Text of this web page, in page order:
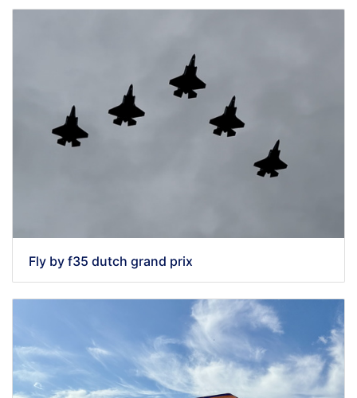
Fly by f35 dutch grand prix